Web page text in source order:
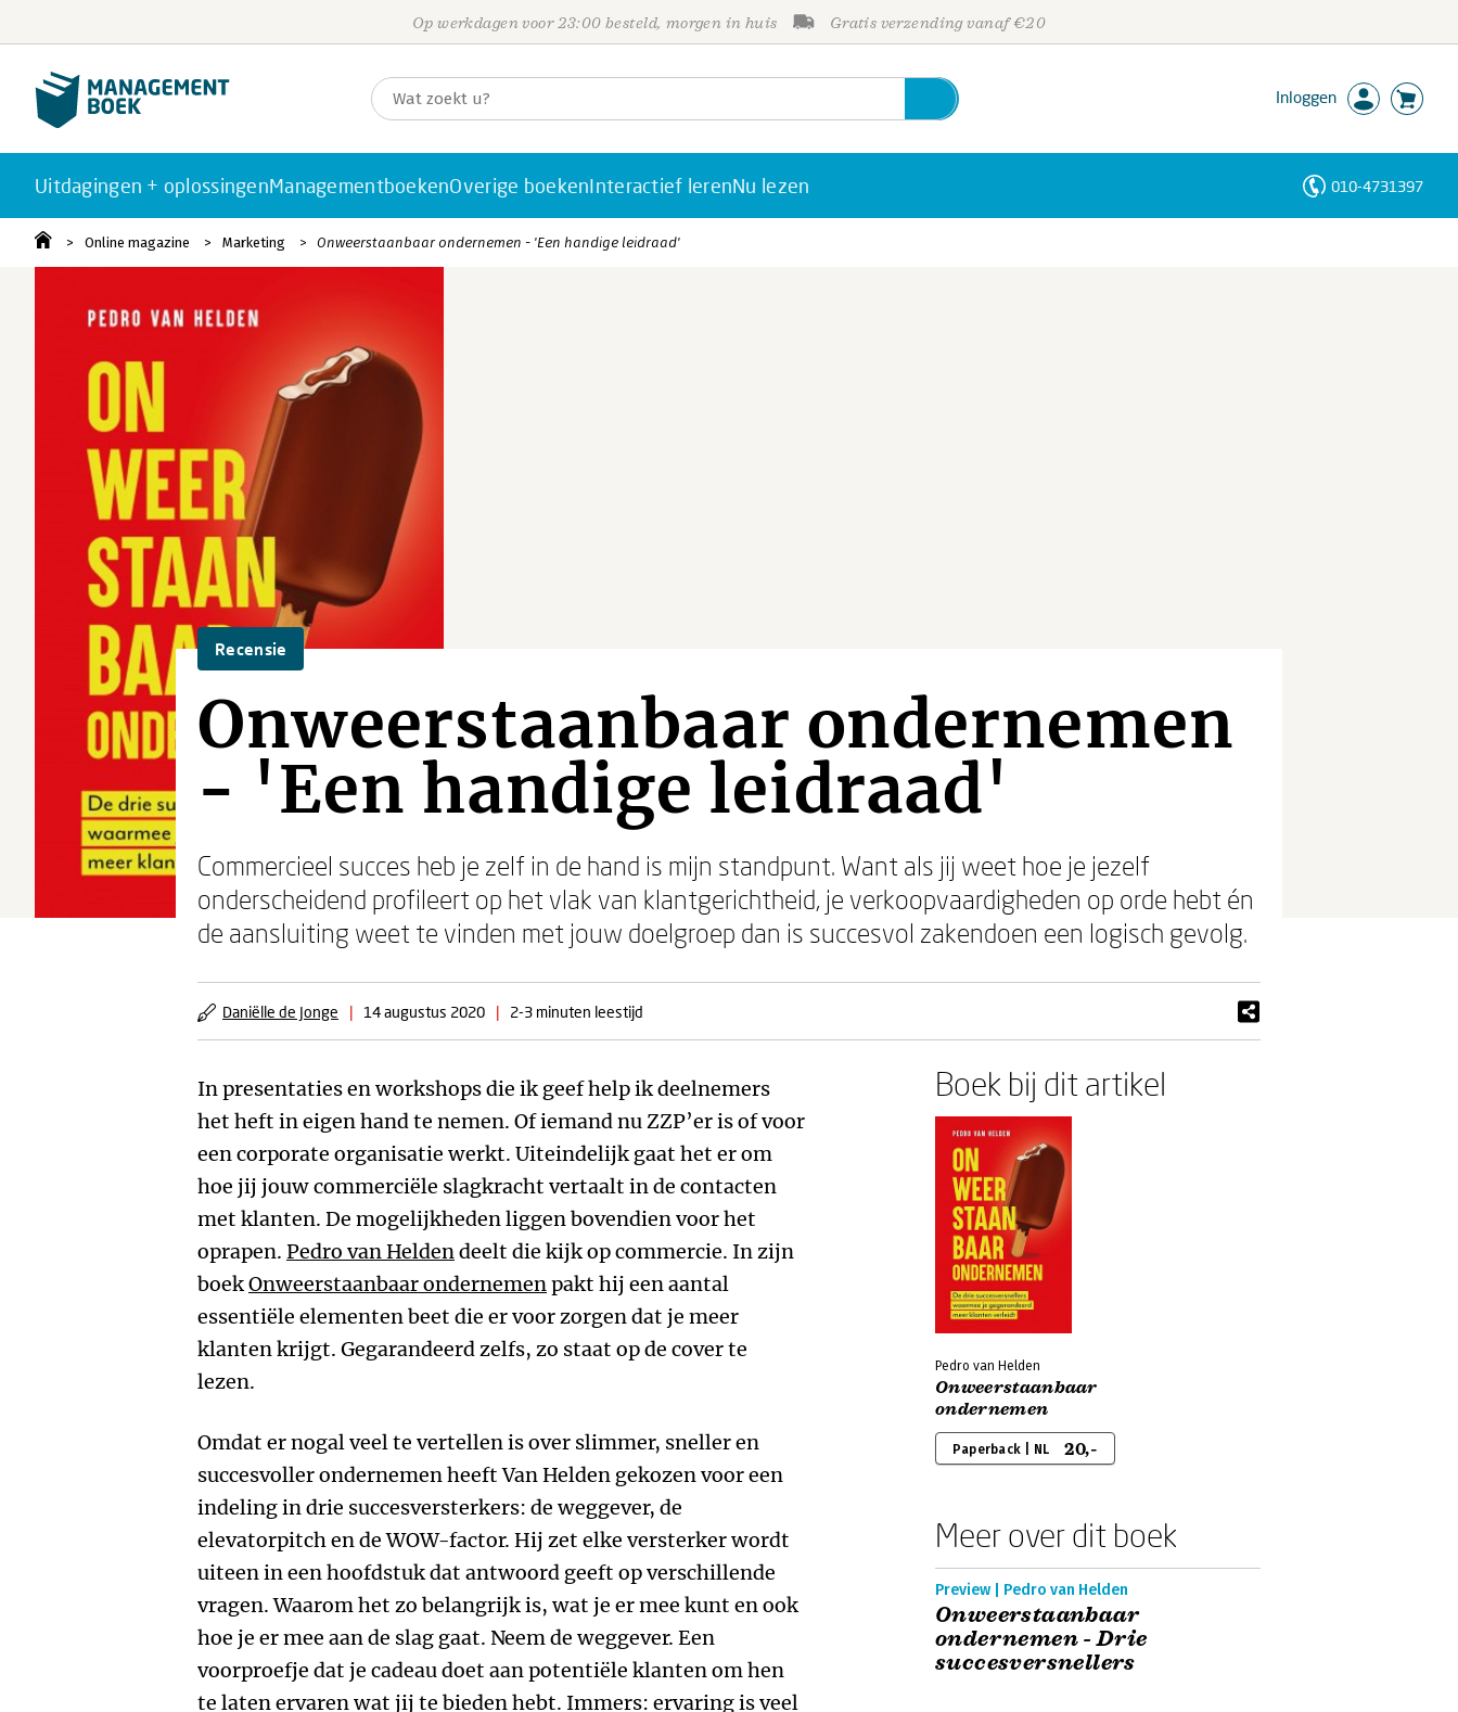
Op werkdagen voor 23:00 besteld, morgen in huis Gratis verzending vanaf €20
Inloggen
Uitdagingen + oplossingenManagementboekenOverige boekenInteractief lerenNu lezen 010-4731397
Online magazine Marketing Onweerstaanbaar ondernemen - 'Een handige leidraad'
Recensie
Onweerstaanbaar ondernemen
- 'Een handige leidraad'
Commercieel succes heb je zelf in de hand is mijn standpunt. Want als jij weet hoe je jezelf
onderscheidend profileert op het vlak van klantgerichtheid, je verkoopvaardigheden op orde hebt én
de aansluiting weet te vinden met jouw doelgroep dan is succesvol zakendoen een logisch gevolg.
Daniëlle de Jonge | 14 augustus 2020 | 2-3 minuten leestijd
In presentaties en workshops die ik geef help ik deelnemers
het heft in eigen hand te nemen. Of iemand nu ZZP’er is of voor
een corporate organisatie werkt. Uiteindelijk gaat het er om
hoe jij jouw commerciële slagkracht vertaalt in de contacten
met klanten. De mogelijkheden liggen bovendien voor het
oprapen. Pedro van Heldendeelt die kijk op commercie. In zijn
boekOnweerstaanbaar ondernemenpakt hij een aantal
essentiële elementen beet die er voor zorgen dat je meer
klanten krijgt. Gegarandeerd zelfs, zo staat op de cover te
lezen.
Omdat er nogal veel te vertellen is over slimmer, sneller en
succesvoller ondernemen heeft Van Helden gekozen voor een
indeling in drie succesversterkers: de weggever, de
elevatorpitch en de WOW-factor. Hij zet elke versterker wordt
uiteen in een hoofdstuk dat antwoord geeft op verschillende
vragen. Waarom het zo belangrijk is, wat je er mee kunt en ook
hoe je er mee aan de slag gaat. Neem de weggever. Een
voorproefje dat je cadeau doet aan potentiële klanten om hen
te laten ervaren wat jij te bieden hebt. Immers: ervaring is veel
Boek bij dit artikel
Pedro van Helden
Onweerstaanbaar
ondernemen
Paperback | NL 20,-
Meer over dit boek
Preview | Pedro van Helden
Onweerstaanbaar
ondernemen - Drie
succesversnellers
Personen